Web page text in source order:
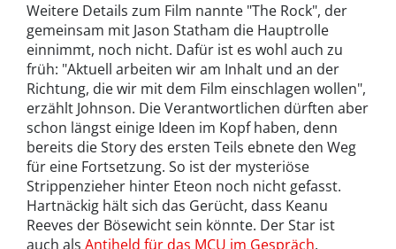
Weitere Details zum Film nannte "The Rock", der
gemeinsam mit Jason Statham die Hauptrolle
einnimmt, noch nicht. Dafür ist es wohl auch zu
früh: "Aktuell arbeiten wir am Inhalt und an der
Richtung, die wir mit dem Film einschlagen wollen",
erzählt Johnson. Die Verantwortlichen dürften aber
schon längst einige Ideen im Kopf haben, denn
bereits die Story des ersten Teils ebnete den Weg
für eine Fortsetzung. So ist der mysteriöse
Strippenzieher hinter Eteon noch nicht gefasst.
Hartnäckig hält sich das Gerücht, dass Keanu
Reeves der Bösewicht sein könnte. Der Star ist
auch als Antiheld für das MCU im Gespräch.